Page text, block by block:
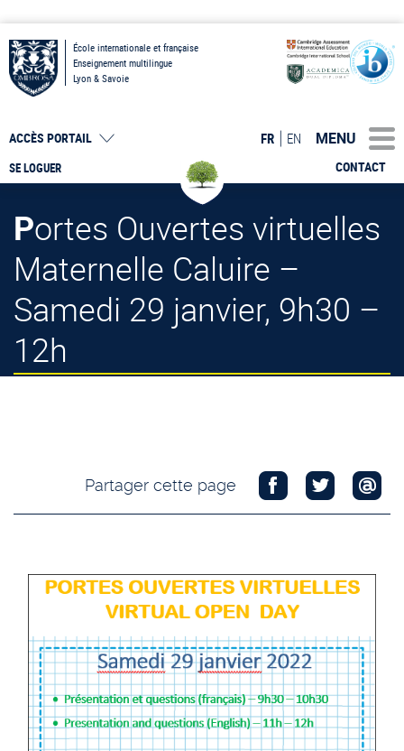
École internationale et française
Enseignement multilingue
Lyon & Savoie
SE LOGUER
ACCÈS PORTAIL
CONTACT
FR EN MENU
Portes Ouvertes virtuelles
Maternelle Caluire –
Samedi 29 janvier, 9h30 –
12h
Partager cette page